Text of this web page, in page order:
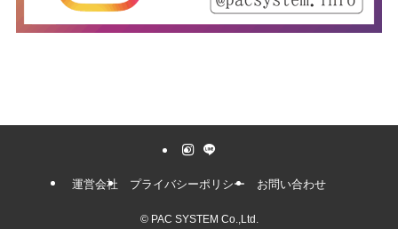
運営会社 プライバシーポリシー お問い合わせ
©PAC SYSTEM Co.,Ltd.